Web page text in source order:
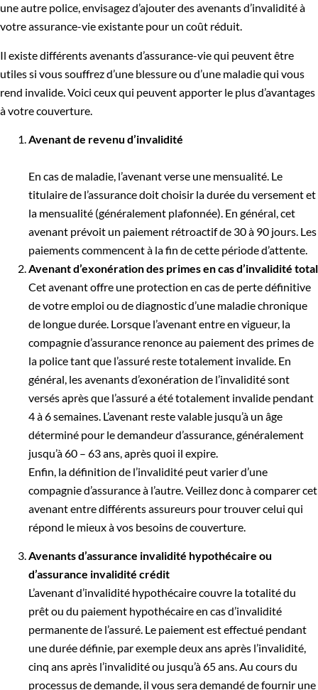
une autre police, envisagez d’ajouter des avenants d’invalidité à
votre assurance-vie existante pour un coût réduit.
Il existe différents avenants d’assurance-vie qui peuvent être
utiles si vous souffrez d’une blessure ou d’une maladie qui vous
rend invalide. Voici ceux qui peuvent apporter le plus d’avantages
à votre couverture.
Avenant de revenu d’invalidité
En cas de maladie, l’avenant verse une mensualité. Le
titulaire de l’assurance doit choisir la durée du versement et
la mensualité (généralement plafonnée). En général, cet
avenant prévoit un paiement rétroactif de 30 à 90 jours. Les
paiements commencent à la fin de cette période d’attente.
Avenant d’exonération des primes en cas d’invalidité total
Cet avenant offre une protection en cas de perte définitive
de votre emploi ou de diagnostic d’une maladie chronique
de longue durée. Lorsque l’avenant entre en vigueur, la
compagnie d’assurance renonce au paiement des primes de
la police tant que l’assuré reste totalement invalide. En
général, les avenants d’exonération de l’invalidité sont
versés après que l’assuré a été totalement invalide pendant
4 à 6 semaines. L’avenant reste valable jusqu’à un âge
déterminé pour le demandeur d’assurance, généralement
jusqu’à 60 – 63 ans, après quoi il expire.
Enfin, la définition de l’invalidité peut varier d’une
compagnie d’assurance à l’autre. Veillez donc à comparer cet
avenant entre différents assureurs pour trouver celui qui
répond le mieux à vos besoins de couverture.
Avenants d’assurance invalidité hypothécaire ou
d’assurance invalidité crédit
L’avenant d’invalidité hypothécaire couvre la totalité du
prêt ou du paiement hypothécaire en cas d’invalidité
permanente de l’assuré. Le paiement est effectué pendant
une durée définie, par exemple deux ans après l’invalidité,
cinq ans après l’invalidité ou jusqu’à 65 ans. Au cours du
processus de demande, il vous sera demandé de fournir une